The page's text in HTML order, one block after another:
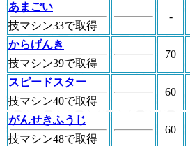
あまごい
技マシン33で取得
-
からげんき
技マシン39で取得
70
スピードスター
技マシン40で取得
60
がんせきふうじ
技マシン48で取得
60